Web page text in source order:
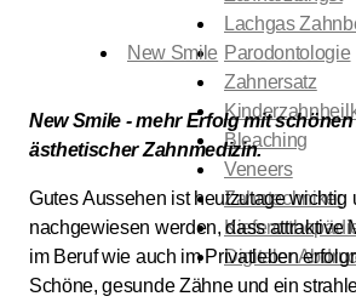
Lachgas
Parodontologie
Zahnersatz
Bleaching
Veneers
Zahntechniker
Digitaler
New Smile
New Smile - mehr Erfolg mit
ästhetischer Zahnmedizin.
Gutes Aussehen ist heutzutage wichtig
nachgewiesen werden, dass attraktive
im Beruf wie auch im Privatleben
Schöne, gesunde Zähne und ein